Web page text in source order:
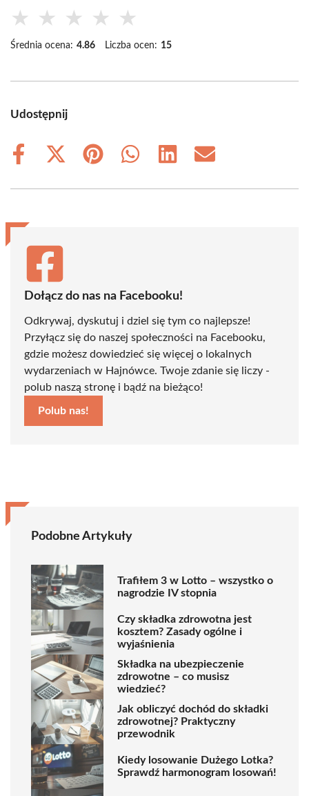
★ ★ ★ ★ ★
Średnia ocena: 4.86 Liczba ocen: 15
Udostępnij
Share
Share
(Twitter)
Share
Share
Share
Share
Dołącz do nas na Facebooku!
Odkrywaj, dyskutuj i dziel się tym co najlepsze!
Przyłącz się do naszej społeczności na Facebooku,
gdzie możesz dowiedzieć się więcej o lokalnych
wydarzeniach w Hajnówce. Twoje zdanie się liczy -
polub naszą stronę i bądź na bieżąco!
Polub nas!
Podobne Artykuły
Trafiłem 3 w Lotto – wszystko o
nagrodzie IV stopnia
Czy składka zdrowotna jest
kosztem? Zasady ogólne i
wyjaśnienia
Składka na ubezpieczenie
zdrowotne – co musisz
wiedzieć?
Jak obliczyć dochód do składki
zdrowotnej? Praktyczny
przewodnik
Kiedy losowanie Dużego Lotka?
Sprawdź harmonogram losowań!